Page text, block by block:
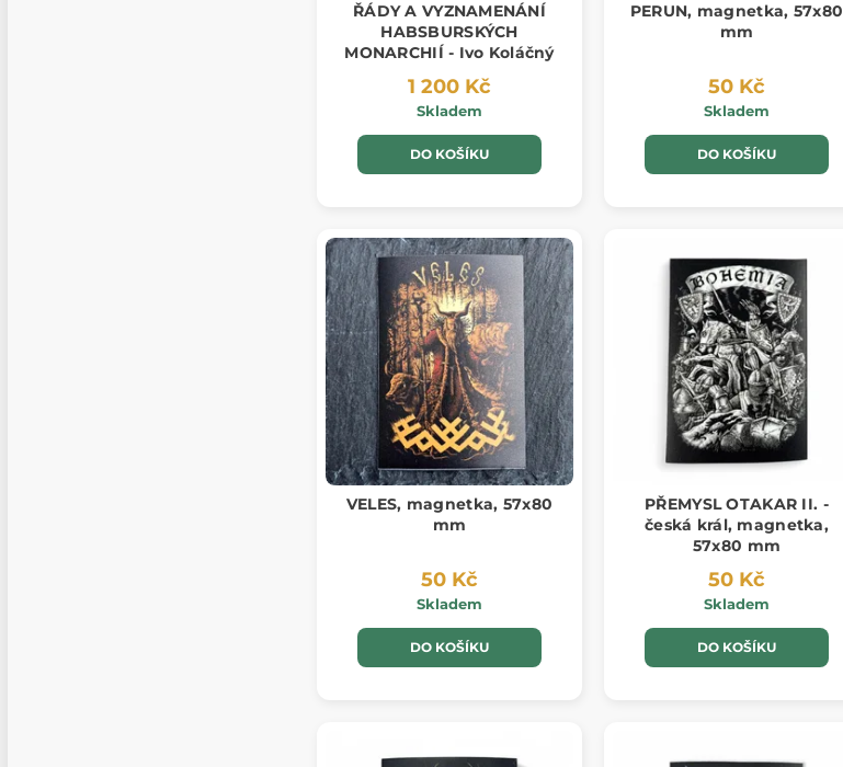
ŘÁDY A VYZNAMENÁNÍ
HABSBURSKÝCH
MONARCHIÍ - Ivo Koláčný
1 200 Kč
Skladem
DO KOŠÍKU
PERUN, magnetka, 57x80
mm
50 Kč
Skladem
DO KOŠÍKU
VELES, magnetka, 57x80
mm
50 Kč
Skladem
DO KOŠÍKU
PŘEMYSL OTAKAR II. -
česká král, magnetka,
57x80 mm
50 Kč
Skladem
DO KOŠÍKU